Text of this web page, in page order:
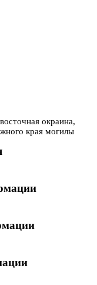
окраина,
края могилы